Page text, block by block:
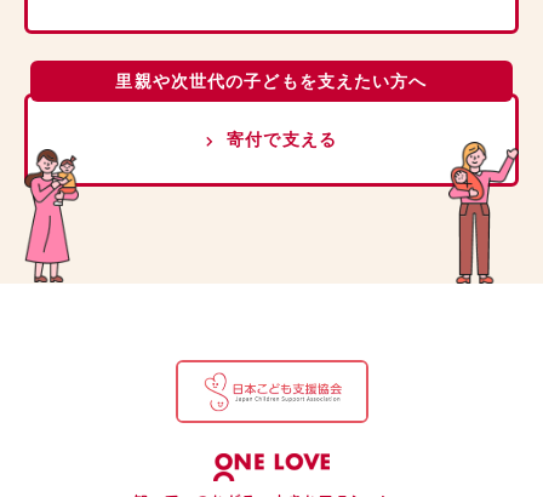
里親や次世代の子どもを支えたい方へ
寄付で支える